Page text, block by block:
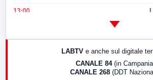
13:00
LABTV e anche sul digitale
CANALE 84 (in
CANALE 268 (DDT